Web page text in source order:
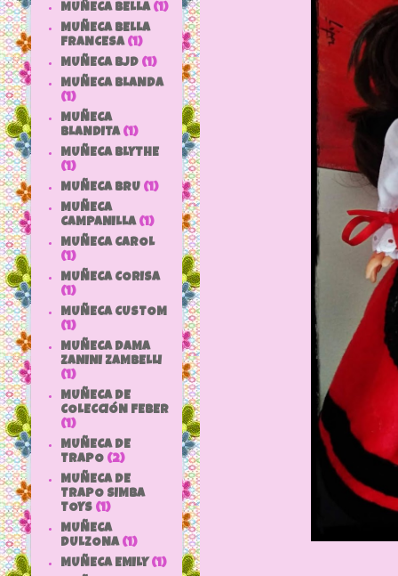
MUÑECA BELLA (1)
MUÑECA BELLA
FRANCESA (1)
MUÑECA BJD (1)
MUÑECA BLANDA
(1)
MUÑECA
BLANDITA (1)
MUÑECA BLYTHE
(1)
MUÑECA BRU (1)
MUÑECA
CAMPANILLA (1)
MUÑECA CAROL
(1)
MUÑECA CORISA
(1)
MUÑECA CUSTOM
(1)
MUÑECA DAMA
ZANINI ZAMBELLI
(1)
MUÑECA DE
COLECCIÓN FEBER
(1)
MUÑECA DE
TRAPO (2)
MUÑECA DE
TRAPO SIMBA
TOYS (1)
MUÑECA
DULZONA (1)
MUÑECA EMILY (1)